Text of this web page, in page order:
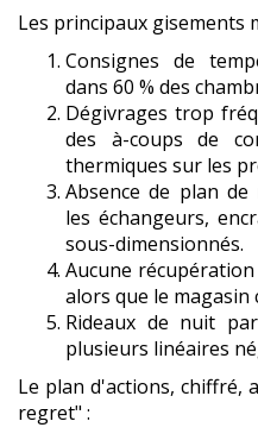
Les principaux gisements
Consignes de
dans 60 % des
Dégivrages trop
des à-coups de
thermiques sur les
Absence de plan
les échangeurs,
sous-dimensionnés.
Aucune
alors que le magasin
Rideaux de nuit
plusieurs linéaires
Le plan d'actions, chiffré,
regret" :